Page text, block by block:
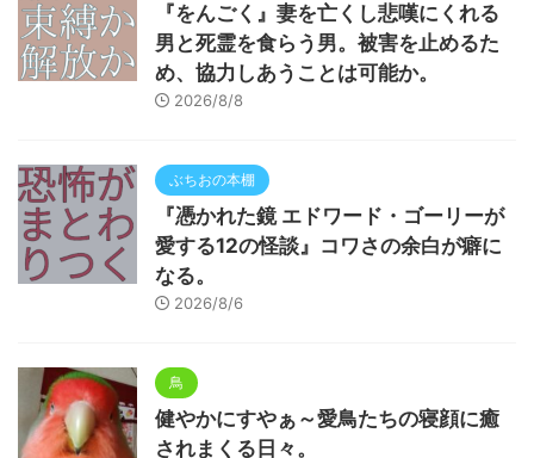
『をんごく』妻を亡くし悲嘆にくれる
男と死霊を食らう男。被害を止めるた
め、協力しあうことは可能か。
2026/8/8
ぶちおの本棚
『憑かれた鏡 エドワード・ゴーリーが
愛する12の怪談』コワさの余白が癖に
なる。
2026/8/6
鳥
健やかにすやぁ～愛鳥たちの寝顔に癒
されまくる日々。